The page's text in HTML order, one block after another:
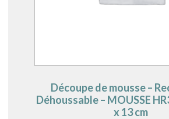
Découpe de mousse –
Déhoussable – MOUSSE
x 13 cm